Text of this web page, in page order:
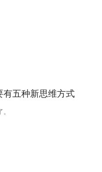
五种新思维方式